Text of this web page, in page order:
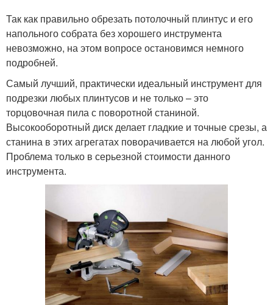
Так как правильно обрезать потолочный плинтус и его
напольного собрата без хорошего инструмента
невозможно, на этом вопросе остановимся немного
подробней.
Самый лучший, практически идеальный инструмент для
подрезки любых плинтусов и не только – это
торцовочная пила с поворотной станиной.
Высокооборотный диск делает гладкие и точные срезы, а
станина в этих агрегатах поворачивается на любой угол.
Проблема только в серьезной стоимости данного
инструмента.